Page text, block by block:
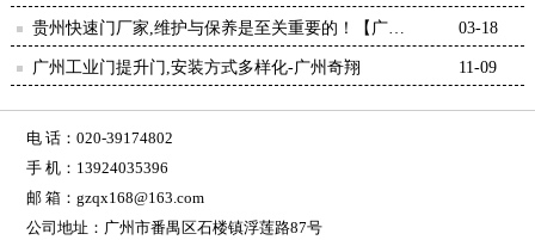
贵州快速门厂家,维护与保养是至关重要的！【广州
奇翔】
03-18
广州工业门提升门,安装方式多样化-广州奇翔 11-09
电 话：020-39174802
手 机：13924035396
邮 箱：gzqx168@163.com
公司地址：广州市番禺区石楼镇浮莲路87号